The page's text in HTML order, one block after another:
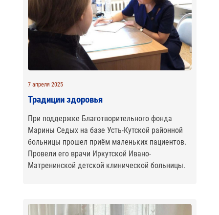
7 апреля 2025
Традиции здоровья
При поддержке Благотворительного фонда
Марины Седых на базе Усть-Кутской районной
больницы прошел приём маленьких пациентов.
Провели его врачи Иркутской Ивано-
Матренинской детской клинической больницы.